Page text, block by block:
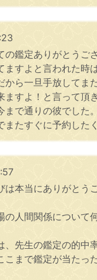
の鑑定ありがとうご
ますよと言われた
から一旦手放してま
ますよ！と言って頂
で通りの彼でした。
たすぐに予約した
本当にありがとう
の人間関係について
、先生の鑑定の的中
こまで鑑定が当たっ